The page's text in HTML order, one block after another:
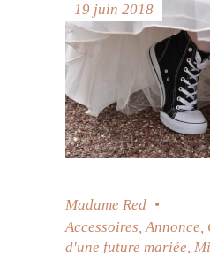
19 juin 2018
Madame Red
Accessoires,Annonce,
d'une future mariée,